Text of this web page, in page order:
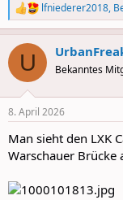
R
e
a
c
i
s
lfniederer2018,
U Bekanntes
8. April 2026
Man sieht den LXK
Warschauer Brücke